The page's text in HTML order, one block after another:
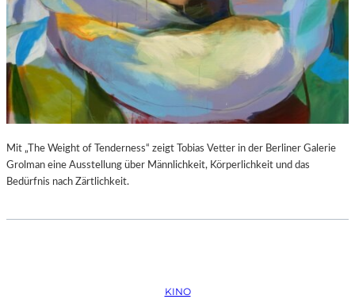
Mit „The Weight of Tenderness“ zeigt Tobias Vetter in der Berliner Galerie
Grolman eine Ausstellung über Männlichkeit, Körperlichkeit und das
Bedürfnis nach Zärtlichkeit.
KINO